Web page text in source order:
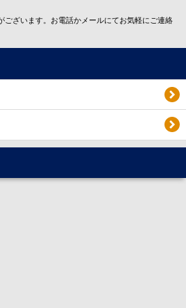
ございます。お電話かメールにてお気軽にご連絡